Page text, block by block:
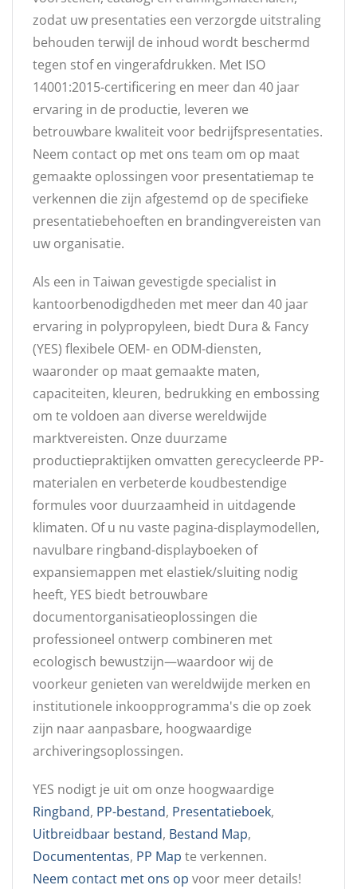
zodat uw presentaties een verzorgde uitstraling
behouden terwijl de inhoud wordt beschermd
tegen stof en vingerafdrukken. Met ISO
14001:2015-certificering en meer dan 40 jaar
ervaring in de productie, leveren we
betrouwbare kwaliteit voor bedrijfspresentaties.
Neem contact op met ons team om op maat
gemaakte oplossingen voor presentatiemap te
verkennen die zijn afgestemd op de specifieke
presentatiebehoeften en brandingvereisten van
uw organisatie.
Als een in Taiwan gevestigde specialist in
kantoorbenodigdheden met meer dan 40 jaar
ervaring in polypropyleen, biedt Dura & Fancy
(YES) flexibele OEM- en ODM-diensten,
waaronder op maat gemaakte maten,
capaciteiten, kleuren, bedrukking en embossing
om te voldoen aan diverse wereldwijde
marktvereisten. Onze duurzame
productiepraktijken omvatten gerecycleerde PP-
materialen en verbeterde koudbestendige
formules voor duurzaamheid in uitdagende
klimaten. Of u nu vaste pagina-displaymodellen,
navulbare ringband-displayboeken of
expansiemappen met elastiek/sluiting nodig
heeft, YES biedt betrouwbare
documentorganisatieoplossingen die
professioneel ontwerp combineren met
ecologisch bewustzijn—waardoor wij de
voorkeur genieten van wereldwijde merken en
institutionele inkoopprogramma's die op zoek
zijn naar aanpasbare, hoogwaardige
archiveringsoplossingen.
YES nodigt je uit om onze hoogwaardige
Ringband, PP-bestand, Presentatieboek,
Uitbreidbaar bestand, Bestand Map,
Documententas, PP Map te verkennen.
Neem contact met ons op voor meer details!